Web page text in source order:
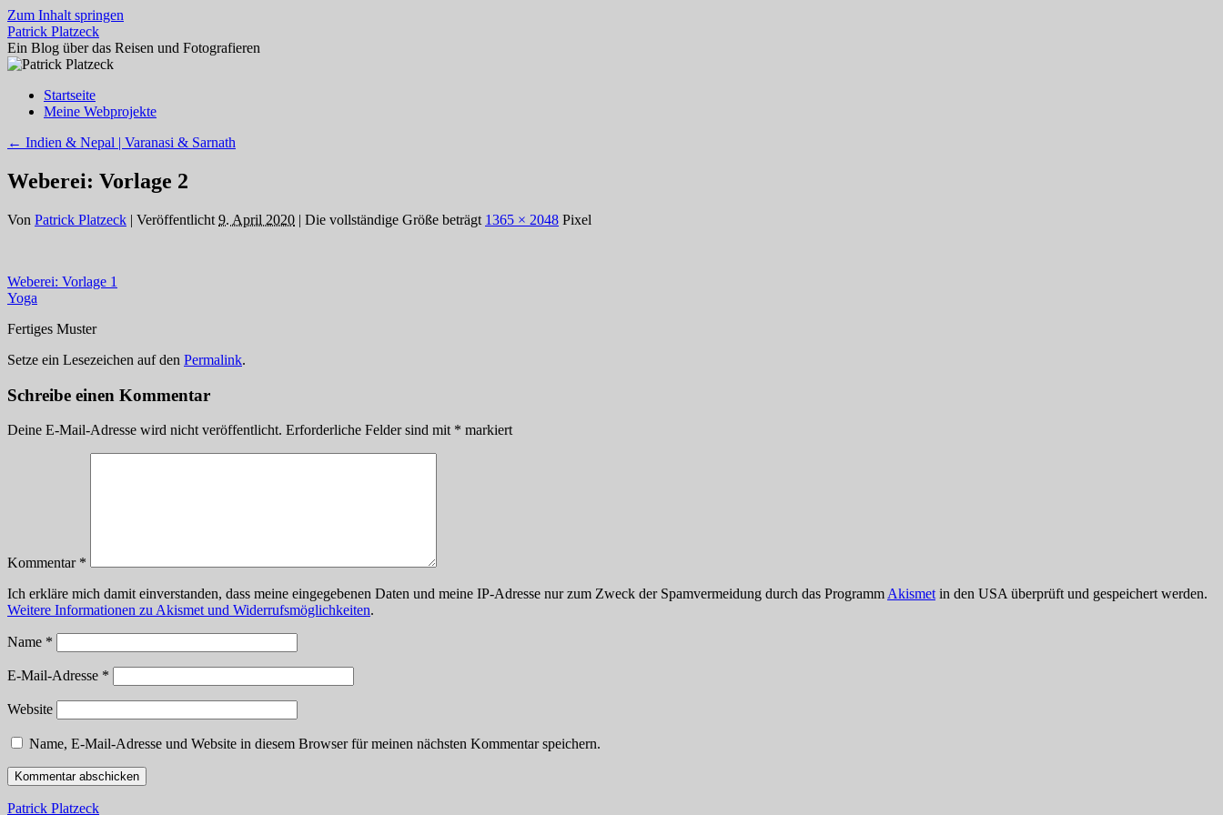
Zum Inhalt springen
Patrick Platzeck
Ein Blog über das Reisen und Fotografieren
Startseite
Meine Webprojekte
← Indien & Nepal | Varanasi & Sarnath
Weberei: Vorlage 2
Von Patrick Platzeck | Veröffentlicht 9. April 2020 | Die vollständige Größe beträgt 1365 × 2048 Pixel
Weberei: Vorlage 1
Yoga
Fertiges Muster
Setze ein Lesezeichen auf den Permalink.
Schreibe einen Kommentar
Deine E-Mail-Adresse wird nicht veröffentlicht. Erforderliche Felder sind mit * markiert
Kommentar *
Ich erkläre mich damit einverstanden, dass meine eingegebenen Daten und meine IP-Adresse nur zum Zweck der Spamvermeidung durch das Programm Akismet in den USA überprüft und gespeichert werden.
Weitere Informationen zu Akismet und Widerrufsmöglichkeiten.
Name *
E-Mail-Adresse *
Website
Name, E-Mail-Adresse und Website in diesem Browser für meinen nächsten Kommentar speichern.
Patrick Platzeck